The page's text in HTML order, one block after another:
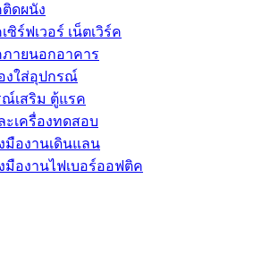
ดผนัง
ซิร์ฟเวอร์ เน็ตเวิร์ค
ายนอกอาคาร
งใส่อุปกรณ์
เสริม ตู้แรค
ะเครื่องทดสอบ
มืองานเดินแลน
มืองานไฟเบอร์ออฟติค